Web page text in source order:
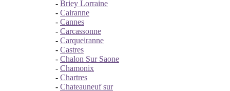
- Briey Lorraine
- Cairanne
- Cannes
- Carcassonne
- Carqueiranne
- Castres
- Chalon Sur Saone
- Chamonix
- Chartres
- Chateauneuf sur